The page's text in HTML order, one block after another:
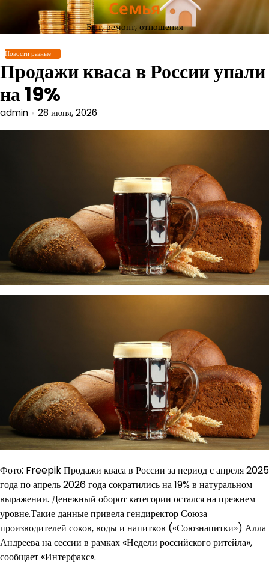
Перейти
содержимому
Семья
Быт, ремонт, отношения
Новости разные
Продажи кваса в России упали
на 19%
admin 28 июня, 2026
Фото: Freepik Продажи кваса в России за период с апреля 2025
года по апрель 2026 года сократились на 19% в натуральном
выражении. Денежный оборот категории остался на прежнем
уровне.Такие данные привела гендиректор Союза
производителей соков, воды и напитков («Союзнапитки») Алла
Андреева на сессии в рамках «Недели российского ритейла»,
сообщает «Интерфакс».